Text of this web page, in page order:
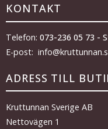
KONTAKT
Telefon: 073-236 05 73 -
E-post:
ADRESS TILL
Kruttunnan Sverige AB
Nettovägen 1